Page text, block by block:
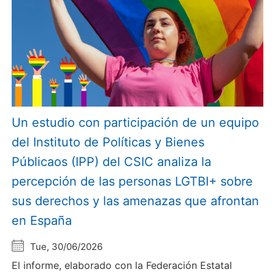
Un estudio con participación de un equipo
del Instituto de Políticas y Bienes
Públicaos (IPP) del CSIC analiza la
percepción de las personas LGTBI+ sobre
sus derechos y las amenazas que afrontan
en España
Tue, 30/06/2026
El informe, elaborado con la Federación Estatal